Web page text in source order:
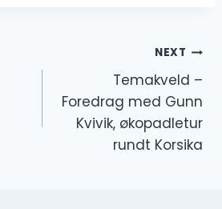
NEXT
Temakveld –
Foredrag med Gunn
Kvivik, økopadletur
rundt Korsika